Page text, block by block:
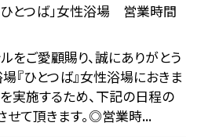
とつば」女性浴場 営業時間
をご愛顧賜り、誠にありがとう
『ひとつば』女性浴場におきま
実施するため、下記の日程の
て頂きます。◎営業時...